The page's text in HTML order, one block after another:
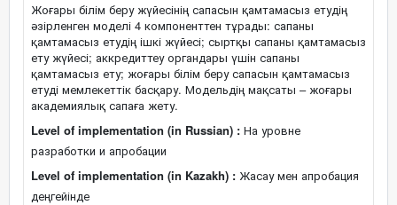
Жоғары білім беру жүйесінің сапасын қамтамасыз етудің
әзірленген моделі 4 компоненттен тұрады: сапаны
қамтамасыз етудің ішкі жүйесі; сыртқы сапаны қамтамасыз
ету жүйесі; аккредиттеу органдары үшін сапаны
қамтамасыз ету; жоғары білім беру сапасын қамтамасыз
етуді мемлекеттік басқару. Модельдің мақсаты – жоғары
академиялық сапаға жету.
Level of implementation (in Russian) : На уровне
разработки и апробации
Level of implementation (in Kazakh) : Жасау мен апробация
деңгейінде